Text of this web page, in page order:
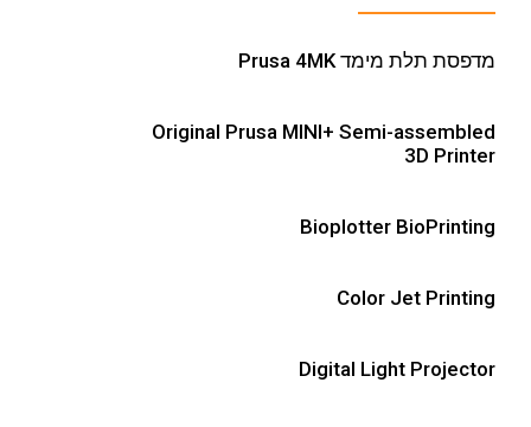
מדפסת תלת מימד Prusa 4MK
Original Prusa MINI+ Semi-assembled
3D Printer
Bioplotter BioPrinting
Color Jet Printing
Digital Light Projector